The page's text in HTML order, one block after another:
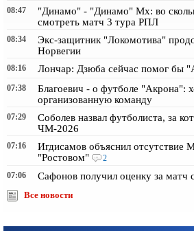
08:47
"Динамо" - "Динамо" Мх: во
смотреть матч 3 тура РПЛ
08:34
Экс-защитник "Локомотива"
Норвегии
08:16 Лончар: Дзюба сейчас помог бы
07:38
Благоевич - о футболе "Акрона":
организованную команду
07:29
Соболев назвал футболиста, за
ЧМ-2026
07:16
Игдисамов объяснил отсутствие
"Ростовом"
2
07:06
Сафонов получил оценку за
Все новости